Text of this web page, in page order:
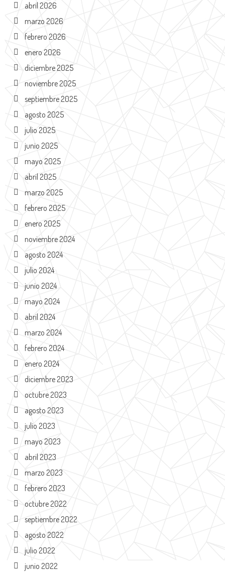
abril 2026
marzo 2026
febrero 2026
enero 2026
diciembre 2025
noviembre 2025
septiembre 2025
agosto 2025
julio 2025
junio 2025
mayo 2025
abril 2025
marzo 2025
febrero 2025
enero 2025
noviembre 2024
agosto 2024
julio 2024
junio 2024
mayo 2024
abril 2024
marzo 2024
febrero 2024
enero 2024
diciembre 2023
octubre 2023
agosto 2023
julio 2023
mayo 2023
abril 2023
marzo 2023
febrero 2023
octubre 2022
septiembre 2022
agosto 2022
julio 2022
junio 2022